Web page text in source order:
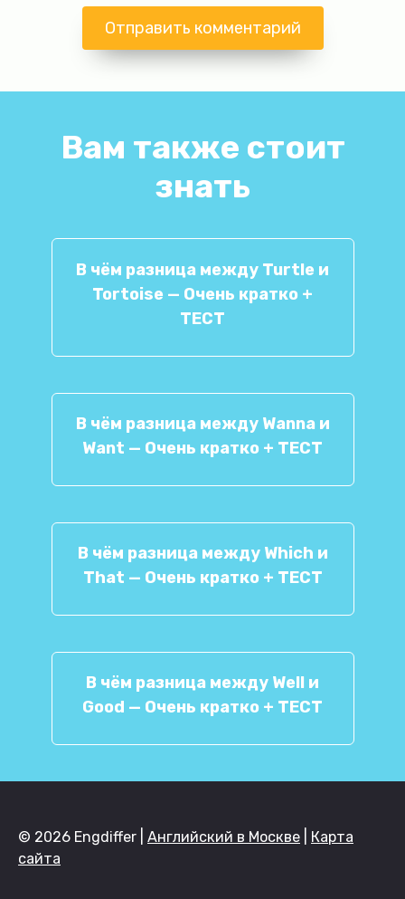
Вам также стоит
знать
В чём разница между Turtle и
Tortoise — Очень кратко +
ТЕСТ
В чём разница между Wanna и
Want — Очень кратко + ТЕСТ
В чём разница между Which и
That — Очень кратко + ТЕСТ
В чём разница между Well и
Good — Очень кратко + ТЕСТ
© 2026 Engdiffer | Английский в Москве
Карта
сайта